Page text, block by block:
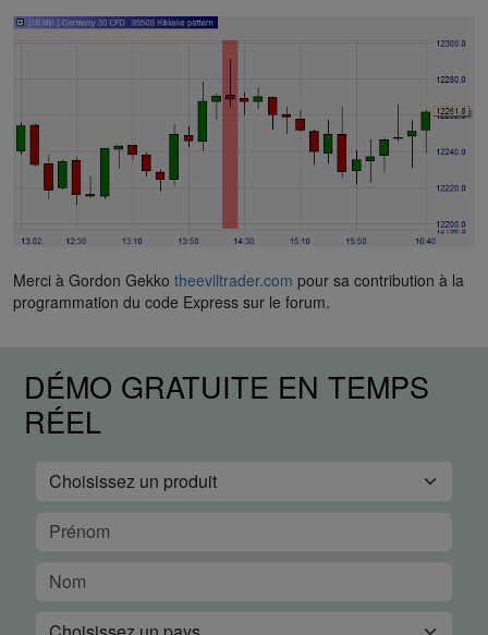
Merci à Gordon Gekko theeviltrader.com pour sa contribution à la
programmation du code Express sur le forum.
DÉMO GRATUITE EN TEMPS
RÉEL